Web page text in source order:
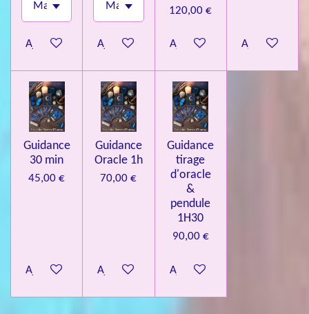
Ajouter au panierAjouter au panier
120,00 €
Ajouter au panierAjouter au
Guidance
30 min
45,00 €
Ajouter au panier
Guidance
Oracle 1h
70,00 €
Ajouter au panier
Guidance
tirage
d'oracle
&
pendule
1H30
90,00 €
Ajouter au panier